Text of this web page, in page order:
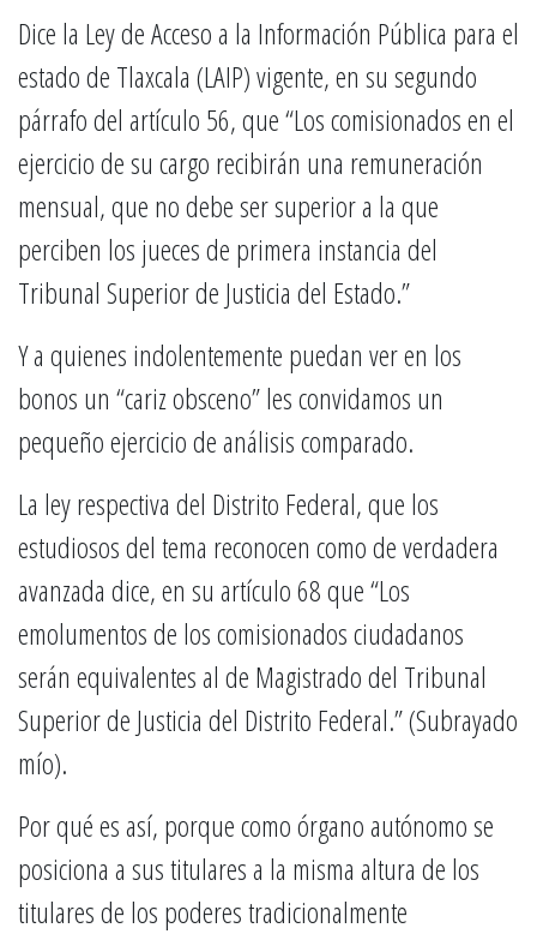
Dice la Ley de Acceso a la Información Pública para el
estado de Tlaxcala (LAIP) vigente, en su segundo
párrafo del artículo 56, que “Los comisionados en el
ejercicio de su cargo recibirán una remuneración
mensual, que no debe ser superior a la que
perciben los jueces de primera instancia del
Tribunal Superior de Justicia del Estado.”
Y a quienes indolentemente puedan ver en los
bonos un “cariz obsceno” les convidamos un
pequeño ejercicio de análisis comparado.
La ley respectiva del Distrito Federal, que los
estudiosos del tema reconocen como de verdadera
avanzada dice, en su artículo 68 que “Los
emolumentos de los comisionados ciudadanos
serán equivalentes al de Magistrado del Tribunal
Superior de Justicia del Distrito Federal.” (Subrayado
mío).
Por qué es así, porque como órgano autónomo se
posiciona a sus titulares a la misma altura de los
titulares de los poderes tradicionalmente